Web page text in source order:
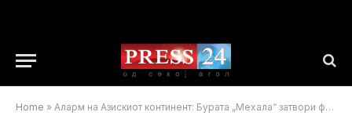
Home » Аларм на Азискиот континент: Бурата „Мехала“ затвори фабрики и училишта, откажани стотици летови